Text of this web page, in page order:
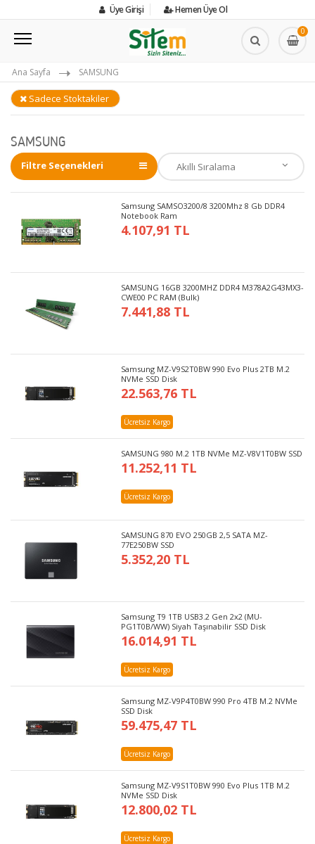
Üye Girişi Hemen Üye Ol
0
Ana Sayfa SAMSUNG
Sadece Stoktakiler
SAMSUNG
Filtre Seçenekleri
Samsung SAMSO3200/8 3200Mhz 8 Gb DDR4
Notebook Ram
4.107,91 TL
SAMSUNG 16GB 3200MHZ DDR4 M378A2G43MX3-
CWE00 PC RAM (Bulk)
7.441,88 TL
Samsung MZ-V9S2T0BW 990 Evo Plus 2TB M.2
NVMe SSD Disk
22.563,76 TL
Ücretsiz Kargo
SAMSUNG 980 M.2 1TB NVMe MZ-V8V1T0BW SSD
11.252,11 TL
Ücretsiz Kargo
SAMSUNG 870 EVO 250GB 2,5 SATA MZ-
77E250BW SSD
5.352,20 TL
Samsung T9 1TB USB3.2 Gen 2x2 (MU-
PG1T0B/WW) Siyah Taşınabilir SSD Disk
16.014,91 TL
Ücretsiz Kargo
Samsung MZ-V9P4T0BW 990 Pro 4TB M.2 NVMe
SSD Disk
59.475,47 TL
Ücretsiz Kargo
Samsung MZ-V9S1T0BW 990 Evo Plus 1TB M.2
NVMe SSD Disk
12.800,02 TL
Ücretsiz Kargo